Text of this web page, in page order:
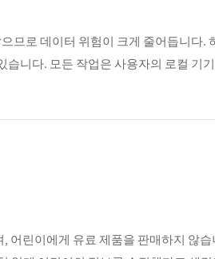
므로 데이터 위험이 크게 줄어듭니다.
니다. 모든 작업은 사용자의 로컬 기
어린이에게 유료 제품을 판매하지 않